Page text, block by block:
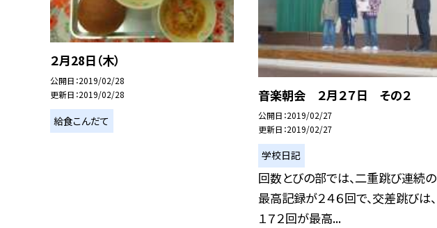
２月28日（木）
公開日 2019/02/28
更新日 2019/02/28
給食こんだて
音楽朝会 ２月２７日 その２
公開日 2019/02/27
更新日 2019/02/27
学校日記
回数とびの部では、二重跳び連続の
最高記録が２４６回で、交差跳びは、
１７２回が最高...